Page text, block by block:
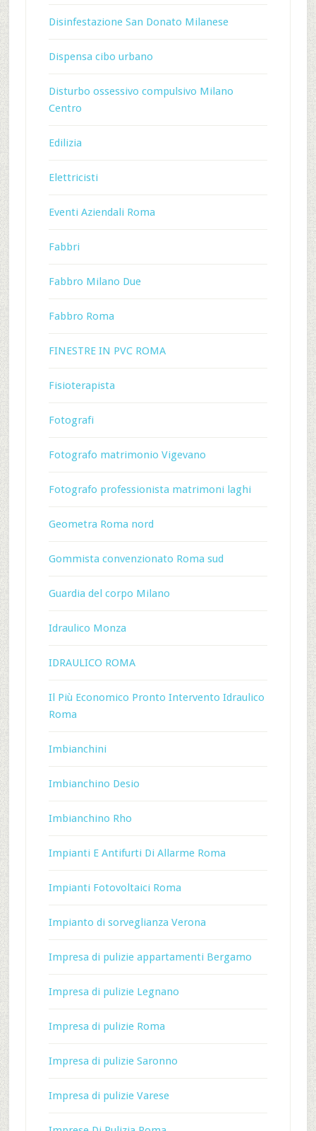
Disinfestazione San Donato Milanese
Dispensa cibo urbano
Disturbo ossessivo compulsivo Milano
Centro
Edilizia
Elettricisti
Eventi Aziendali Roma
Fabbri
Fabbro Milano Due
Fabbro Roma
FINESTRE IN PVC ROMA
Fisioterapista
Fotografi
Fotografo matrimonio Vigevano
Fotografo professionista matrimoni laghi
Geometra Roma nord
Gommista convenzionato Roma sud
Guardia del corpo Milano
Idraulico Monza
IDRAULICO ROMA
Il Più Economico Pronto Intervento Idraulico
Roma
Imbianchini
Imbianchino Desio
Imbianchino Rho
Impianti E Antifurti Di Allarme Roma
Impianti Fotovoltaici Roma
Impianto di sorveglianza Verona
Impresa di pulizie appartamenti Bergamo
Impresa di pulizie Legnano
Impresa di pulizie Roma
Impresa di pulizie Saronno
Impresa di pulizie Varese